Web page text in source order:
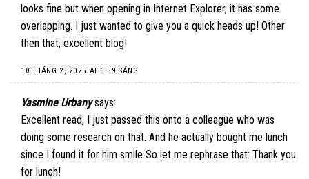
looks fine but when opening in Internet Explorer, it has some
overlapping. I just wanted to give you a quick heads up! Other
then that, excellent blog!
10 THÁNG 2, 2025 AT 6:59 SÁNG
Yasmine Urbany says:
Excellent read, I just passed this onto a colleague who was
doing some research on that. And he actually bought me lunch
since I found it for him smile So let me rephrase that: Thank you
for lunch!